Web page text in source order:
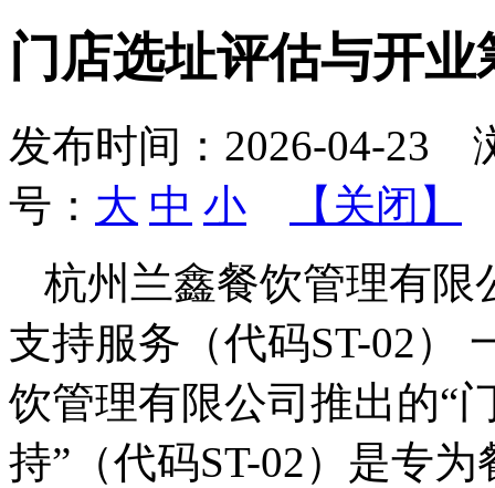
门店选址评估与开业
发布时间： 2026-04-23
号： 大 中 小
【关闭】
杭州兰鑫餐饮管理有限
支持服务（代码ST-02）
饮管理有限公司推出的“
持”（代码ST-02）是专